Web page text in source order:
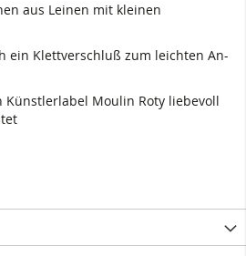
aus Leinen mit kleinen
ein Klettverschluß zum leichten An-
Künstlerlabel Moulin Roty liebevoll